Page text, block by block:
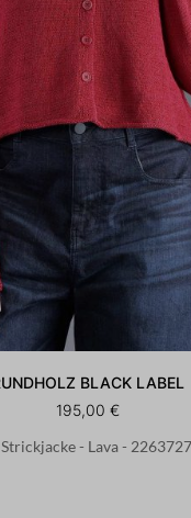
BLACK LABEL
195,00 €
- Lava -